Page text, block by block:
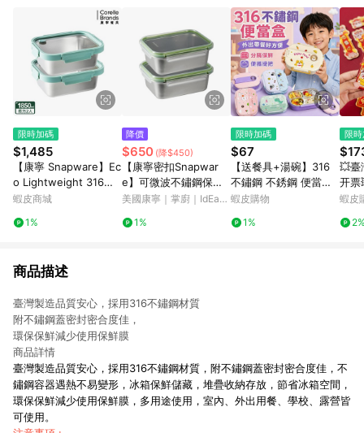
限時加碼
$1,485
【康寧 Snapware】Ec
o Lightweight 316全
可微波/可直火/不鏽鋼
3)
蝦皮商城
1%
降價
$650 (降$450)
【康寧密扣Snapwar
e】可微波不鏽鋼保鮮
盒1250ml-2件組
美國康寧｜掌廚｜IdEa
店 1%
限時加碼
$67
【送餐具+湯碗】316
不鏽鋼 不銹鋼 便當盒
保溫飯盒 分格便當盒
學生便當盒 不鏽鋼分格
蝦皮購物
1%
限
💥臺
开票
箱貼
蝦皮
商品描述
臺灣製造品質安心，採用316不鏽鋼材質
附不鏽鋼蓋密封密合度佳，
環保保鮮減少使用保鮮膜
商品詳情
臺灣製造品質安心，採用316不鏽鋼材質，附不鏽鋼蓋密封密合度佳，不
鏽鋼容器遇熱不易變形，冰箱保鮮儲藏，堆疊收納存放，節省冰箱空間，
環保保鮮減少使用保鮮膜，多用途使用，室內、外出用餐、學校、露營皆
可使用。